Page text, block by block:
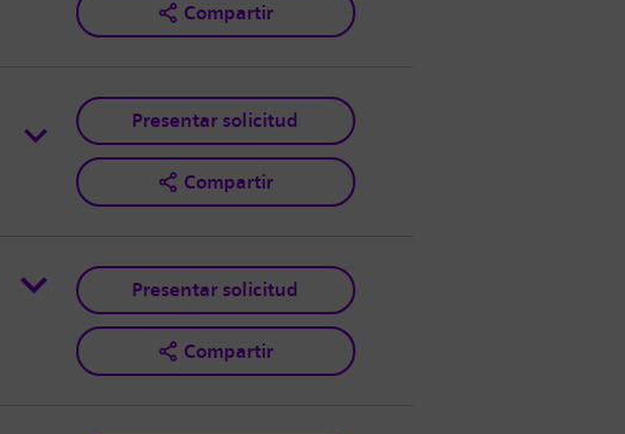
Compartir
Presentar solicitud
Compartir
Presentar solicitud
Compartir